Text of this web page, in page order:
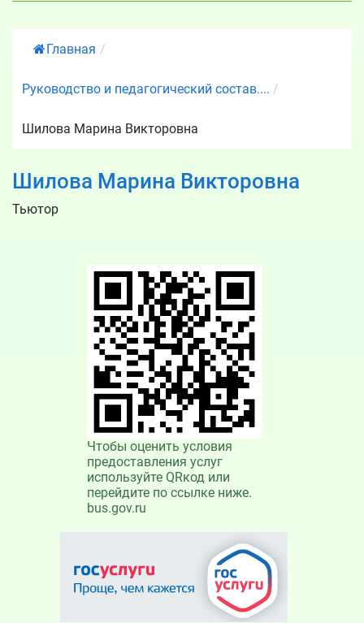
Главная /
Руководство и педагогический состав.... /
Шилова Марина Викторовна
Шилова Марина Викторовна
Тьютор
Чтобы оценить условия
предоставления услуг
используйте QRкод или
перейдите по ссылке ниже.
bus.gov.ru